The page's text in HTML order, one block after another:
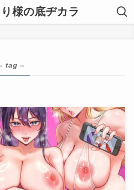
様の底ヂカラ
tag –